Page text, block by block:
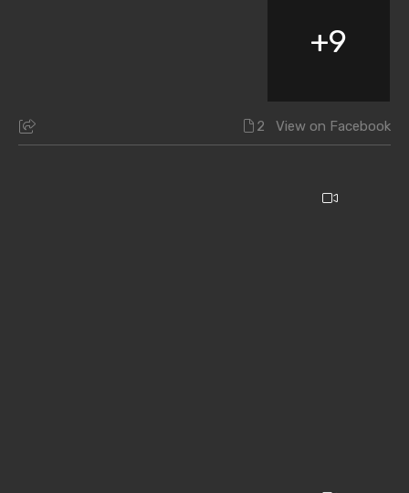
+9
2 View on Facebook